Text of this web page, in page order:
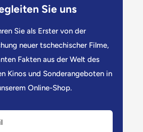
Sie uns
Sie als Erster von der
neuer tschechischer Filme,
Fakten aus der Welt des
Kinos und Sonderangeboten in
Online-Shop.